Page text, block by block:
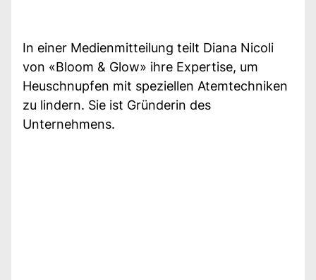
In einer Medienmitteilung teilt Diana Nicoli
von «Bloom & Glow» ihre Expertise, um
Heuschnupfen mit speziellen Atemtechniken
zu lindern. Sie ist Gründerin des
Unternehmens.